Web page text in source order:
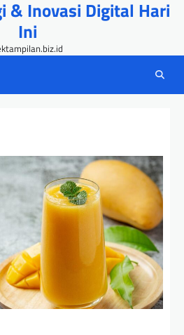
& Inovasi Digital Hari
Ini